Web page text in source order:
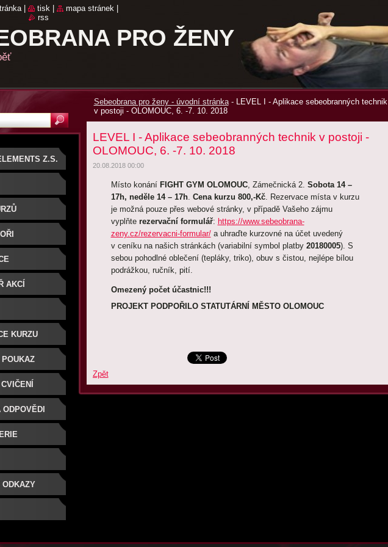
PRO ŽENY
Sebeobrana pro ženy - úvodní stránka - LEVEL I - Aplikace sebeobranných technik
v postoji - OLOMOUC, 6. -7. 10. 2018
LEVEL I - Aplikace sebeobranných technik v postoji -
OLOMOUC, 6. -7. 10. 2018
20.08.2018 00:00
Místo konání FIGHT GYM OLOMOUC, Zámečnická 2. Sobota 14 –
17h, neděle 14 – 17h. Cena kurzu 800,-Kč. Rezervace místa v kurzu
je možná pouze přes webové stránky, v případě Vašeho zájmu
vyplňte rezervační formulář: https://www.sebeobrana-
zeny.cz/rezervacni-formular/a uhraďte kurzovné na účet uvedený
v ceníku na našich stránkách (variabilní symbol platby 20180005). S
sebou pohodlné oblečení (tepláky, triko), obuv s čistou, nejlépe bílou
podrážkou, ručník, pití.
Omezený počet účastnic!!!
PROJEKT PODPOŘILO STATUTÁRNÍ MĚSTO OLOMOUC
Zpět
Z.S.
PRO
AKCÍ
KURZU
POUKAZ
ODKAZY
tisk mapa stránek
rss